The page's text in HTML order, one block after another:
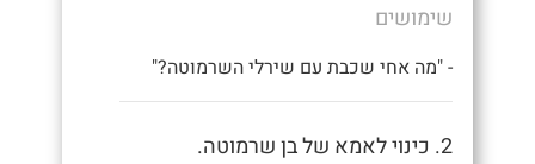
שימושים
- "מה אחי שכבת עם שירלי השרמוטה?"
2. כינוי לאמא של בן שרמוטה.